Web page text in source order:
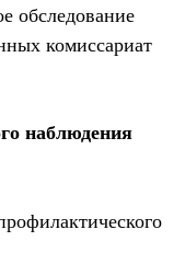
обследование
комиссариат
наблюдения